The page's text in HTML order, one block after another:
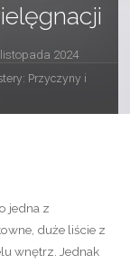
2024
Przyczyny i
jedna z
duże liście z
wnętrz. Jednak